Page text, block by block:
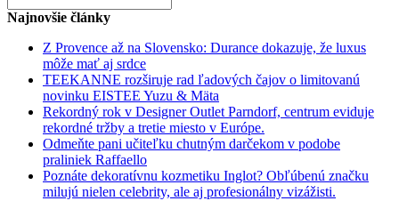
for:
Najnovšie články
Z Provence až na Slovensko: Durance dokazuje, že luxus
môže mať aj srdce
TEEKANNE rozširuje rad ľadových čajov o limitovanú
novinku EISTEE Yuzu & Mäta
Rekordný rok v Designer Outlet Parndorf, centrum eviduje
rekordné tržby a tretie miesto v Európe.
Odmeňte pani učiteľku chutným darčekom v podobe
praliniek Raffaello
Poznáte dekoratívnu kozmetiku Inglot? Obľúbenú značku
milujú nielen celebrity, ale aj profesionálny vizážisti.